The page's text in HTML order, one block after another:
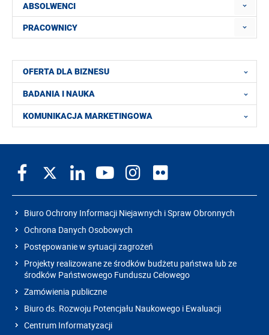
ABSOLWENCI
PRACOWNICY
OFERTA DLA BIZNESU
BADANIA I NAUKA
KOMUNIKACJA MARKETINGOWA
Biuro Ochrony Informacji Niejawnych i Spraw Obronnych
Ochrona Danych Osobowych
Postępowanie w sytuacji zagrożeń
Projekty realizowane ze środków budżetu państwa lub ze
środków Państwowego Funduszu Celowego
Zamówienia publiczne
Biuro ds. Rozwoju Potencjału Naukowego i Ewaluacji
Centrum Informatyzacji